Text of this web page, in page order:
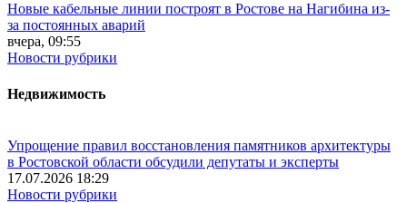
Новые кабельные линии построят в Ростове на Нагибина из-
за постоянных аварий
вчера, 09:55
Новости рубрики
Недвижимость
Упрощение правил восстановления памятников архитектуры
в Ростовской области обсудили депутаты и эксперты
17.07.2026 18:29
Новости рубрики